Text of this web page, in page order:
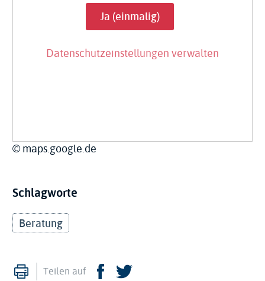
Ja (einmalig)
Datenschutzeinstellungen verwalten
Copyright
© maps.google.de
Schlagworte
Beratung
Drucken
Teilen auf Facebook